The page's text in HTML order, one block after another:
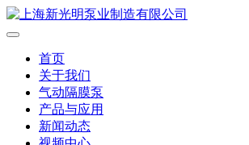
首页
关于我们
气动隔膜泵
产品与应用
新闻动态